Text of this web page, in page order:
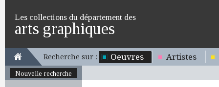
Les collections du département des
arts graphiques
Recherche sur : Oeuvres Artistes
Nouvelle recherche